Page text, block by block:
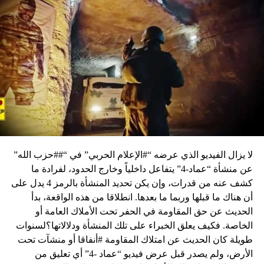
هل أنا مع القمع…!
لا يزال الفيديو الذي عرضه “#الإعلام الحربي” في “##حزب الله”
عن منشأة “عماد-4” يتفاعل داخلياً وخارج الحدود، لفرادة ما
كشف عنه من قدرات، وإن يكن تحديد المنشأة بالرمز 4 يدل على
أن هناك ما قبلها وربما ما بعدها. انطلاقا من هذه الواقعة، بدأ
الحديث عن حق المقاومة في الحفر تحت الأملاك العامة أو
الخاصة. فكيف يعلق الخبراء على تلك المنشأة ودلالاتها؟لسنوات
طويلة كان الحديث عن امتلاك المقاومة #أنفاقا أو منشآت تحت
الأرض، ولم يصدر قبل عرض فيديو “عماد -4” أي تعليق من